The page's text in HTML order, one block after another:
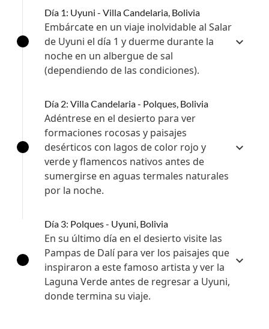
Día 1: Uyuni - Villa Candelaria, Bolivia
Embárcate en un viaje inolvidable al Salar
de Uyuni el día 1 y duerme durante la
noche en un albergue de sal
(dependiendo de las condiciones).
Día 2: Villa Candelaria - Polques, Bolivia
Adéntrese en el desierto para ver
formaciones rocosas y paisajes
desérticos con lagos de color rojo y
verde y flamencos nativos antes de
sumergirse en aguas termales naturales
por la noche.
Día 3: Polques - Uyuni, Bolivia
En su último día en el desierto visite las
Pampas de Dalí para ver los paisajes que
inspiraron a este famoso artista y ver la
Laguna Verde antes de regresar a Uyuni,
donde termina su viaje.